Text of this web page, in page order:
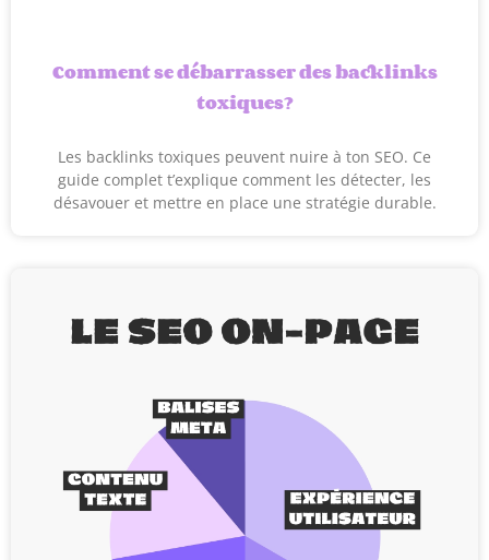
Comment se débarrasser des backlinks
toxiques?
Les backlinks toxiques peuvent nuire à ton SEO. Ce
guide complet t’explique comment les détecter, les
désavouer et mettre en place une stratégie durable.